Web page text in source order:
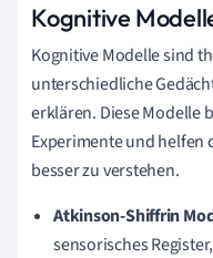
Kognitive
Kognitive Modelle sind
unterschiedliche
erklären. Diese Modelle
Experimente und helfen
besser zu verstehen.
Atkinson-Shiffrin
sensorisches